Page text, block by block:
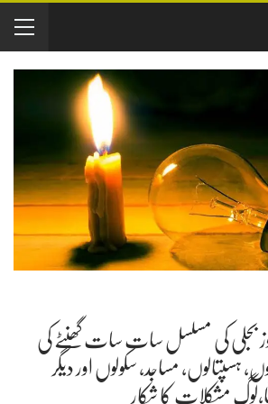
بجلی کی مسلسل سات سات گھنٹے کی
ہسپتالوں, مساجد, سکولوں اور دیگر
مشکلات کا شکار